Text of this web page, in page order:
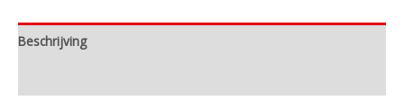
Beschrijving